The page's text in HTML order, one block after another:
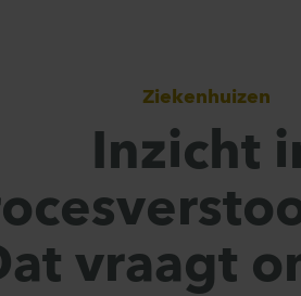
Ziekenhuizen
Inzicht
vraagt